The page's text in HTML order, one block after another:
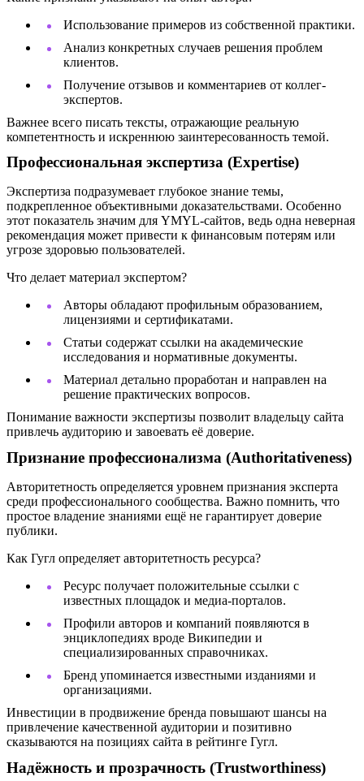
Использование примеров из собственной практики.
Анализ конкретных случаев решения проблем
клиентов.
Получение отзывов и комментариев от коллег-
экспертов.
Важнее всего писать тексты, отражающие реальную
компетентность и искреннюю заинтересованность темой.
Профессиональная экспертиза (Expertise)
Экспертиза подразумевает глубокое знание темы,
подкрепленное объективными доказательствами. Особенно
этот показатель значим для YMYL-сайтов, ведь одна неверная
рекомендация может привести к финансовым потерям или
угрозе здоровью пользователей.
Что делает материал экспертом?
Авторы обладают профильным образованием,
лицензиями и сертификатами.
Статьи содержат ссылки на академические
исследования и нормативные документы.
Материал детально проработан и направлен на
решение практических вопросов.
Понимание важности экспертизы позволит владельцу сайта
привлечь аудиторию и завоевать её доверие.
Признание профессионализма (Authoritativeness)
Авторитетность определяется уровнем признания эксперта
среди профессионального сообщества. Важно помнить, что
простое владение знаниями ещё не гарантирует доверие
публики.
Как Гугл определяет авторитетность ресурса?
Ресурс получает положительные ссылки с
известных площадок и медиа-порталов.
Профили авторов и компаний появляются в
энциклопедиях вроде Википедии и
специализированных справочниках.
Бренд упоминается известными изданиями и
организациями.
Инвестиции в продвижение бренда повышают шансы на
привлечение качественной аудитории и позитивно
сказываются на позициях сайта в рейтинге Гугл.
Надёжность и прозрачность (Trustworthiness)